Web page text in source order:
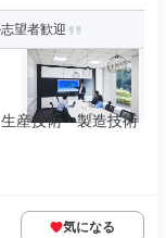
望者歓迎
産技術・製造技術
気になる